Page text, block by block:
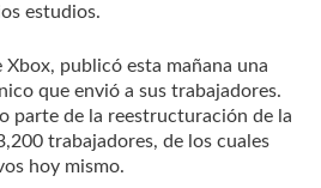
estudios.
Xbox, publicó esta mañana una
que envió a sus trabajadores.
parte de la reestructuración de la
trabajadores, de los cuales
hoy mismo.